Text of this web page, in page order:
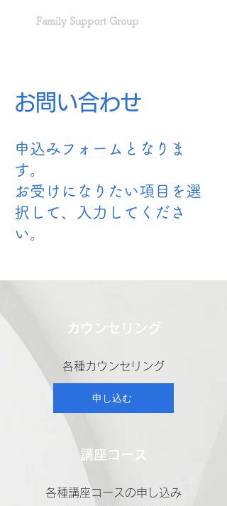
Family Support Group
お問い合わせ
申込みフォームとなりま
す。
お受けになりたい項目を選
択して、入力してくださ
い。
カウンセリング
​各種カウンセリング
申し込む
講座コース
​各種講座コースの申し込み